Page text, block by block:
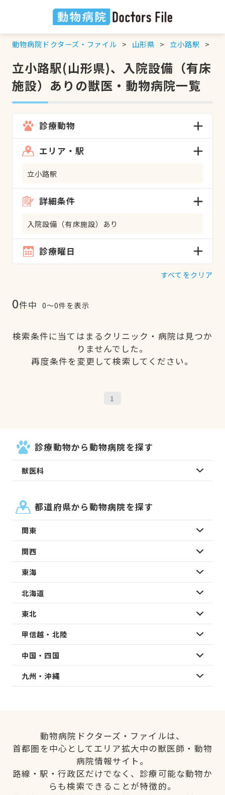
動物病院ドクターズ・ファイル 山形県 立小路駅
立小路駅(山形県)、入院設備（有床
施設）ありの獣医・動物病院一覧
診療動物
エリア・駅
立小路駅
詳細条件
入院設備（有床施設）あり
診療曜日
すべてをクリア
0件中 0〜0件を表示
検索条件に当てはまるクリニック・病院は見つか
りませんでした。
再度条件を変更して検索してください。
1
診療動物から動物病院を探す
獣医科
都道府県から動物病院を探す
関東
関西
東海
北海道
東北
甲信越・北陸
中国・四国
九州・沖縄
動物病院ドクターズ・ファイルは、
首都圏を中心としてエリア拡大中の獣医師・動物
病院情報サイト。
路線・駅・行政区だけでなく、診療可能な動物か
らも検索できることが特徴的。